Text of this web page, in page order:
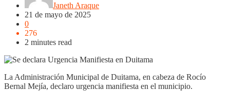
Janeth Araque
21 de mayo de 2025
0
276
2 minutes read
La Administración Municipal de Duitama, en cabeza de Rocío
Bernal Mejía, declaro urgencia manifiesta en el municipio.